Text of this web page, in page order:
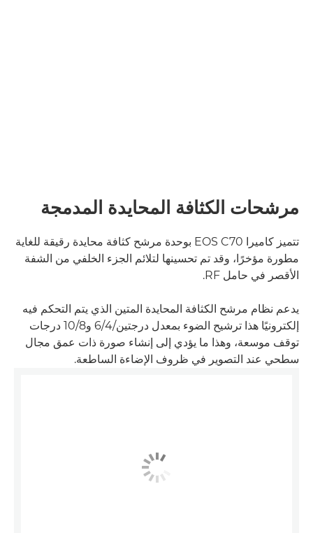
مرشحات الكثافة المحايدة المدمجة
تتميز كاميرا EOS C70 بوحدة مرشح كثافة محايدة رقيقة للغاية
مطورة مؤخرًا، وقد تم تحسينها لتلائم الجزء الخلفي من الشفة
الأقصر في حامل RF.
يدعم نظام مرشح الكثافة المحايدة المتين الذي يتم التحكم فيه
إلكترونيًا هذا ترشيح الضوء بمعدل درجتين/4/‏6 و8/‏10 درجات
توقف موسعة، وهذا ما يؤدي إلى إنشاء صورة ذات عمق مجال
سطحي عند التصوير في ظروف الإضاءة الساطعة.